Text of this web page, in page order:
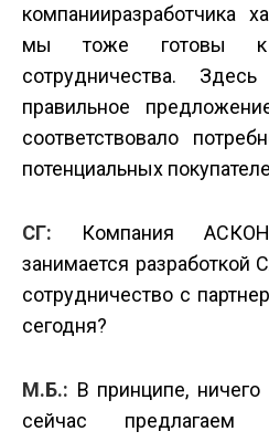
компании­разработчика
мы тоже готовы к
сотрудничества.
правильное
соответствовало
потенциальных
СГ: Компания
занимается разработкой
сотрудничество с
сегодня?
М.Б.: В принципе,
сейчас предлагаем